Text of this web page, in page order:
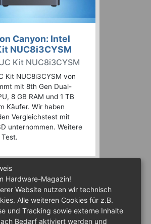
Canyon: Intel
NUC8i3CYSM
Kit NUC8i3CYSM
Kit NUC8i3CYSM von
mit 8th Gen Dual-
8 GB RAM und 1 TB
Käufer. Wir haben
Vergleichstest mit
unternommen. Weitere
Hardware-Magazin!
Website nutzen wir technisch
Alle weiteren Cookies für z.B.
und Tracking sowie externe Inhalte
Bedarf aktiviert werden und